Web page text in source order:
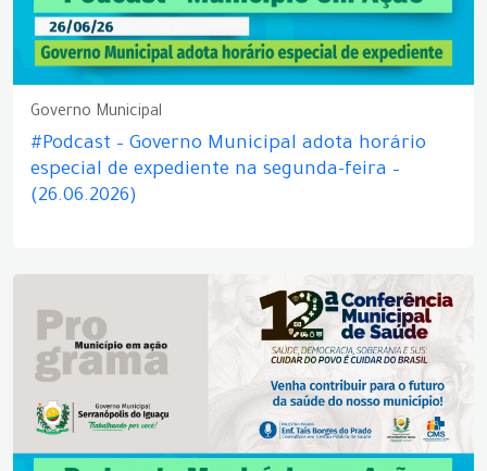
Governo Municipal
#Podcast – Governo Municipal adota horário
especial de expediente na segunda-feira –
(26.06.2026)